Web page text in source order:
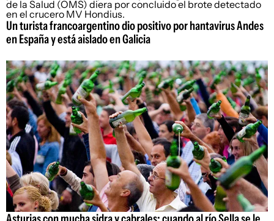
Un turista francoargentino dio positivo por hantavirus Andes
en España y está aislado en Galicia